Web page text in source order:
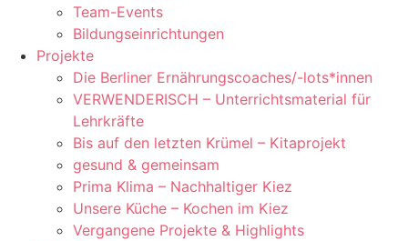
Team-Events
Bildungseinrichtungen
Projekte
Die Berliner Ernährungscoaches/-lots*innen
VERWENDERISCH – Unterrichtsmaterial für
Lehrkräfte
Bis auf den letzten Krümel – Kitaprojekt
gesund & gemeinsam
Prima Klima – Nachhaltiger Kiez
Unsere Küche – Kochen im Kiez
Vergangene Projekte & Highlights